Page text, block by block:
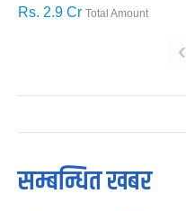
Rs. 2.9 Cr Total Amount
‹
सम्बन्धित खबर